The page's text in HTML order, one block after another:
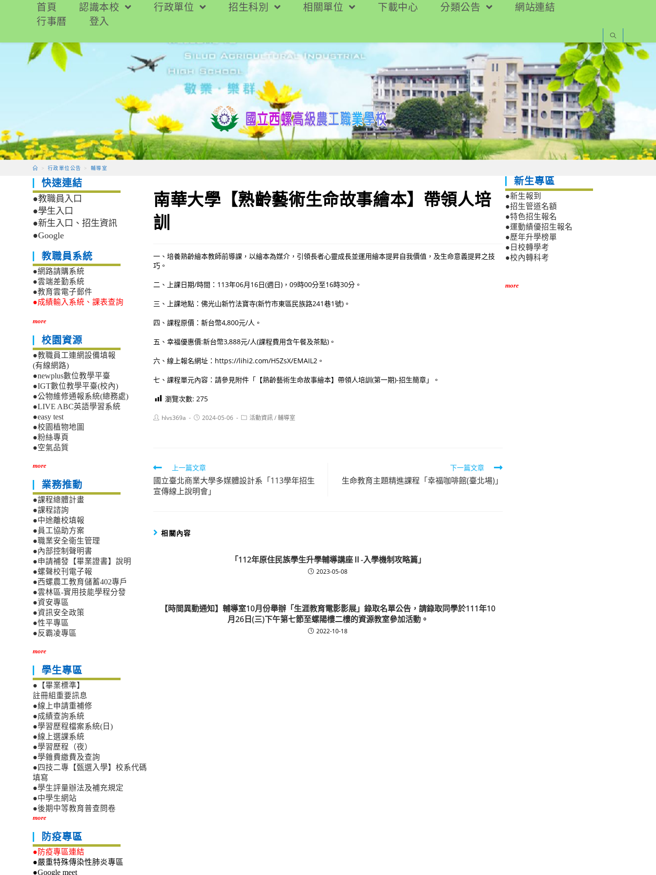
要
首頁 認識本校 行政單位 招生科別 相關單位 下載中心 分類公告
網站連結
行事曆
登入
> 行政單位公告 > 輔導室
南華大學【熟齡藝術生命故事繪本】帶領人培
訓
一、培養熟齡繪本教師前導課，以繪本為媒介，引領長者心靈成長並運用繪本提昇自我價值，及生命意義提昇之技
巧。
二、上課日期/時間：113年06月16日(週日)，09時00分至16時30分。
三、上課地點：佛光山新竹法寶寺(新竹市東區民族路241巷1號)。
四、課程原價：新台幣4,800元/人。
五、幸福優惠價:新台幣3,888元/人(課程費用含午餐及茶點)。
六、線上報名網址：https://lihi2.com/H5ZsX/EMAIL2。
七、課程單元內容：請參見附件「【熟齡藝術生命故事繪本】帶領人培訓(第一期)-招生簡章」。
瀏覽次數: 275
Posthlvs369a
Post2024-05-06
Post活動資訊/輔導室
Read
more
articles
上一篇文章
國立臺北商業大學多媒體設計系「113學年招生
宣傳線上說明會」
下一篇文章
生命教育主題精進課程「幸福咖啡館(臺北場)」
相關內容
「112年原住民族學生升學輔導講座Ⅱ-入學機制攻略篇」
2023-05-08
【時間異動通知】輔導室10月份舉辦「生涯教育電影影展」錄取名單公告，請錄取同學於111年10
月26日(三)下午第七節至螺陽樓二樓的資源教室參加活動。
2022-10-18
快速連結
●教職員入口
●學生入口
●新生入口、招生資訊
●Google
教職員系統
●網路請購系統
●雲端差勤系統
●教育雲電子郵件
●成績輸入系統、課表查詢
more
校園資源
●教職員工連網設備填報
(有線網路)
●newplus數位教學平臺
●IGT數位教學平臺(校內)
●公物維修通報系統(總務處)
●LIVE ABC英語學習系統
●easy test
●校園植物地圖
●粉絲專頁
●空氣品質
more
業務推動
●課程總體計畫
●課程諮詢
●中途離校填報
●員工協助方案
●職業安全衛生管理
●內部控制聲明書
●申請補發【畢業證書】說明
●螺聲校刊電子報
●西螺農工教育儲蓄402專戶
●雲林區-實用技能學程分發
●資安專區
●資訊安全政策
●性平專區
●反霸凌專區
more
學生專區
●【畢業標準】
註冊組重要訊息
●線上申請重補修
●成績查詢系統
●學習歷程檔案系統(日)
●線上選課系統
●學習歷程（夜）
●學雜費繳費及查詢
●四技二專【甄選入學】校系代碼
填寫
●學生評量辦法及補充規定
●中學生網站
●後期中等教育普查問卷
more
防疫專區
●防疫專區連結
●嚴重特殊傳染性肺炎專區
●Google meet
新生專區
●新生報到
●招生管道名額
●特色招生報名
●運動績優招生報名
●歷年升學榜單
●日校轉學考
●校內轉科考
more